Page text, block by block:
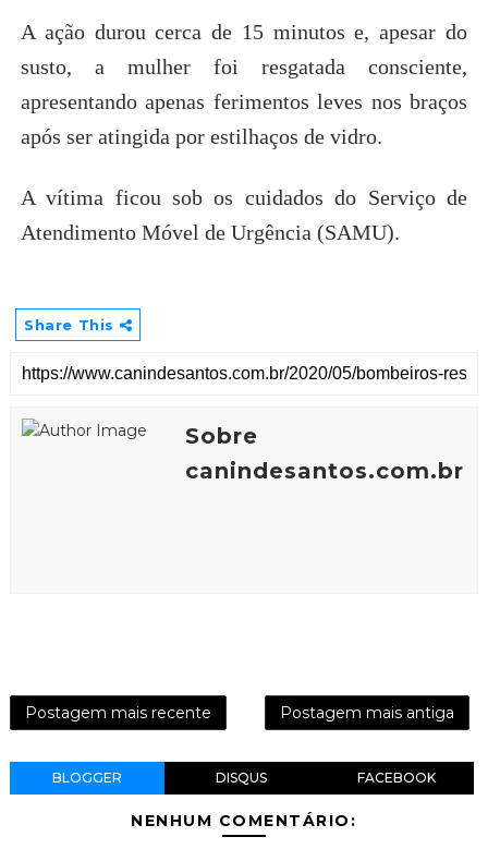
A ação durou cerca de 15 minutos e, apesar do
susto, a mulher foi resgatada consciente,
apresentando apenas ferimentos leves nos braços
após ser atingida por estilhaços de vidro.
A vítima ficou sob os cuidados do Serviço de
Atendimento Móvel de Urgência (SAMU).
Share This
Sobre
canindesantos.com.br
Postagem mais recente Postagem mais antiga
BLOGGER DISQUS FACEBOOK
NENHUM COMENTÁRIO: